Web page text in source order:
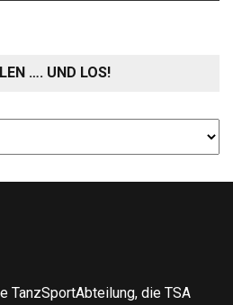
…. UND LOS!
TanzSportAbteilung, die TSA